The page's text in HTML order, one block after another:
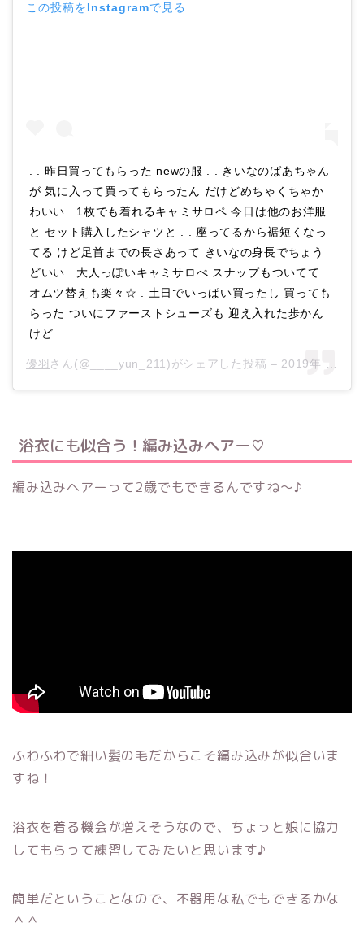
この投稿をInstagramで見る
. . 昨日買ってもらった newの服 . . きいなのばあちゃん
が 気に入って買ってもらったん だけどめちゃくちゃか
わいい . 1枚でも着れるキャミサロペ 今日は他のお洋服
と セット購入したシャツと . . 座ってるから裾短くなっ
てる けど足首までの長さあって きいなの身長でちょう
どいい . 大人っぽいキャミサロぺ スナップもついてて
オムツ替えも楽々☆ . 土日でいっぱい買ったし 買っても
らった ついにファーストシューズも 迎え入れた歩かん
けど . .
優羽 さん(@____yun_211)がシェアした投稿 – 2019年 7月月7日午後10時48分PDT
浴衣にも似合う！編み込みヘアー♡
編み込みヘアーって2歳でもできるんですね～♪
ふわふわで細い髪の毛だからこそ編み込みが似合いま
すね！
浴衣を着る機会が増えそうなので、ちょっと娘に協力
してもらって練習してみたいと思います♪
簡単だということなので、不器用な私でもできるかな
＾＾